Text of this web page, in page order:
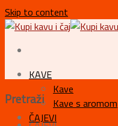
Skip to content
KAVE
Kave
Kave s aromom
ČAJEVI
Pretraži